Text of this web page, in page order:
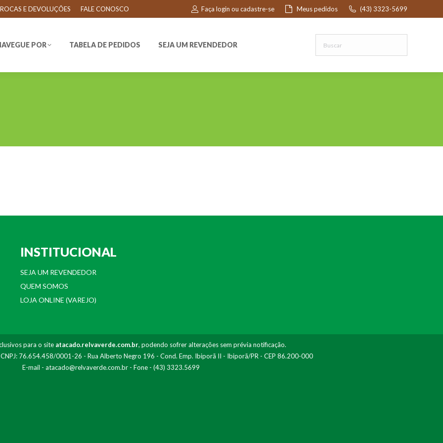
E DEVOLUÇÕES FALE CONOSCO Faça login ou cadastre-se Meus pedidos (43) 3323-5699
POR TABELA DE PEDIDOS SEJA UM REVENDEDOR
INSTITUCIONAL
SEJA UM REVENDEDOR
QUEM SOMOS
LOJA ONLINE (VAREJO)
para o site atacado.relvaverde.com.br, podendo sofrer alterações sem prévia notificação.
CNPJ: 76.654.458/0001-26 - Rua Alberto Negro 196 - Cond. Emp. Ibiporã II - Ibiporã/PR - CEP 86.200-000
E-mail - atacado@relvaverde.com.br- Fone - (43) 3323.5699
POR TABELA DE PEDIDOS SEJA UM REVENDEDOR